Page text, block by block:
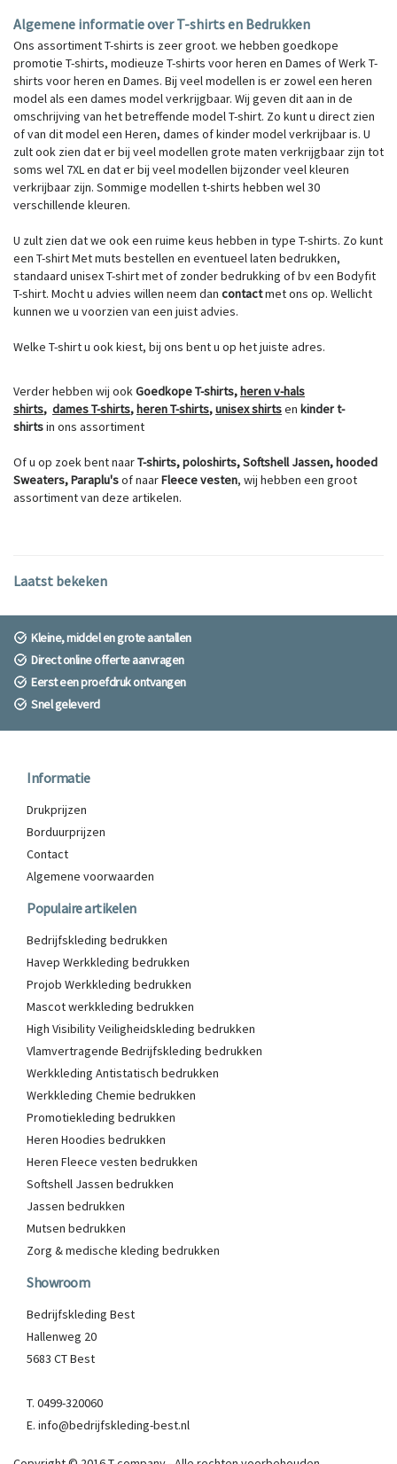
Algemene informatie over T-shirts en Bedrukken
Ons assortiment T-shirts is zeer groot. we hebben goedkope
promotie T-shirts, modieuze T-shirts voor heren en Dames of Werk T-
shirts voor heren en Dames. Bij veel modellen is er zowel een heren
model als een dames model verkrijgbaar. Wij geven dit aan in de
omschrijving van het betreffende model T-shirt. Zo kunt u direct zien
of van dit model een Heren, dames of kinder model verkrijbaar is. U
zult ook zien dat er bij veel modellen grote maten verkrijgbaar zijn tot
soms wel 7XL en dat er bij veel modellen bijzonder veel kleuren
verkrijbaar zijn. Sommige modellen t-shirts hebben wel 30
verschillende kleuren.
U zult zien dat we ook een ruime keus hebben in type T-shirts. Zo kunt
een T-shirt Met muts bestellen en eventueel laten bedrukken,
standaard unisex T-shirt met of zonder bedrukking of bv een Bodyfit
T-shirt. Mocht u advies willen neem dan contactmet ons op. Wellicht
kunnen we u voorzien van een juist advies.
Welke T-shirt u ook kiest, bij ons bent u op het juiste adres.
Verder hebben wij ookGoedkope T-shirts, heren v-hals
shirts, damesT-shirts, herenT-shirts,unisexshirtsen kindert-
shirtsin ons assortiment
Of u op zoek bent naarT-shirts,poloshirts,Softshell Jassen, hooded
Sweaters,Paraplu'sof naarFleece vesten, wij hebben een groot
assortiment van deze artikelen.
Laatst bekeken
Kleine, middel en grote aantallen
Direct online offerte aanvragen
Eerst een proefdruk ontvangen
Snel geleverd
Informatie
Drukprijzen
Borduurprijzen
Contact
Algemene voorwaarden
Populaire artikelen
Bedrijfskleding bedrukken
Havep Werkkleding bedrukken
Projob Werkkleding bedrukken
Mascot werkkleding bedrukken
High Visibility Veiligheidskleding bedrukken
Vlamvertragende Bedrijfskleding bedrukken
Werkkleding Antistatisch bedrukken
Werkkleding Chemie bedrukken
Promotiekleding bedrukken
Heren Hoodies bedrukken
Heren Fleece vesten bedrukken
Softshell Jassen bedrukken
Jassen bedrukken
Mutsen bedrukken
Zorg & medische kleding bedrukken
Showroom
Bedrijfskleding Best
Hallenweg 20
5683 CT Best
T. 0499-320060
E. info@bedrijfskleding-best.nl